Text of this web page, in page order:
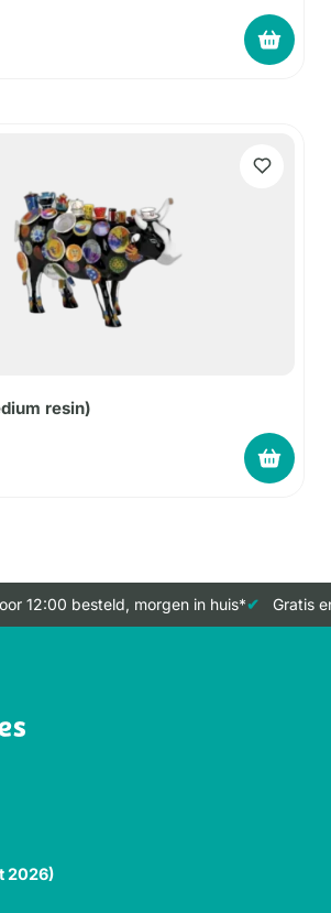
resin)
12:00 besteld, morgen in huis* Gratis
2026)